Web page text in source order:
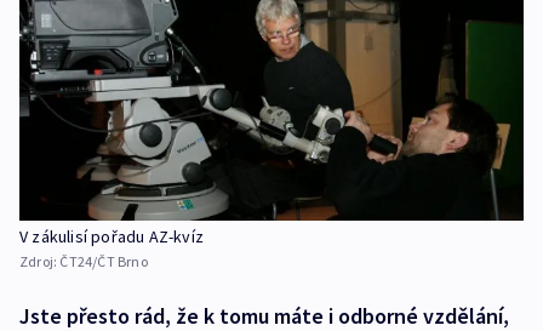
V zákulisí pořadu AZ-kvíz
Zdroj: ČT24/ČT Brno
Jste přesto rád, že k tomu máte i odborné vzdělání,